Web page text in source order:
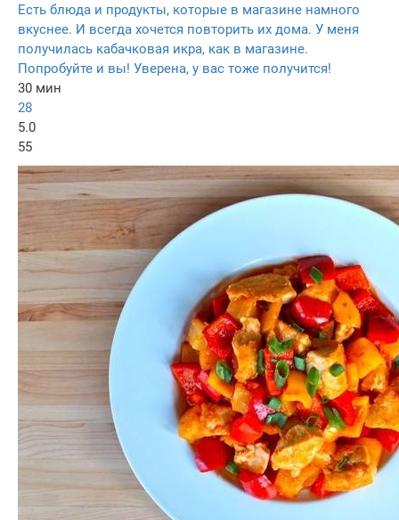
Есть блюда и продукты, которые в магазине намного
вкуснее. И всегда хочется повторить их дома. У меня
получилась кабачковая икра, как в магазине.
Попробуйте и вы! Уверена, у вас тоже получится!
30 мин
28
5.0
55